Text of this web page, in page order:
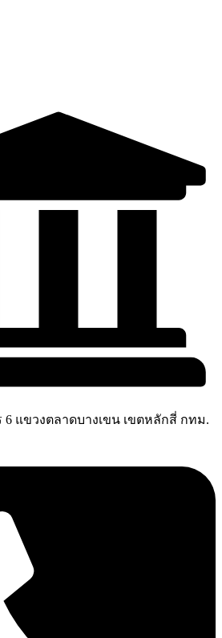
6 แขวงตลาดบางเขน เขตหลักสี่ กทม.